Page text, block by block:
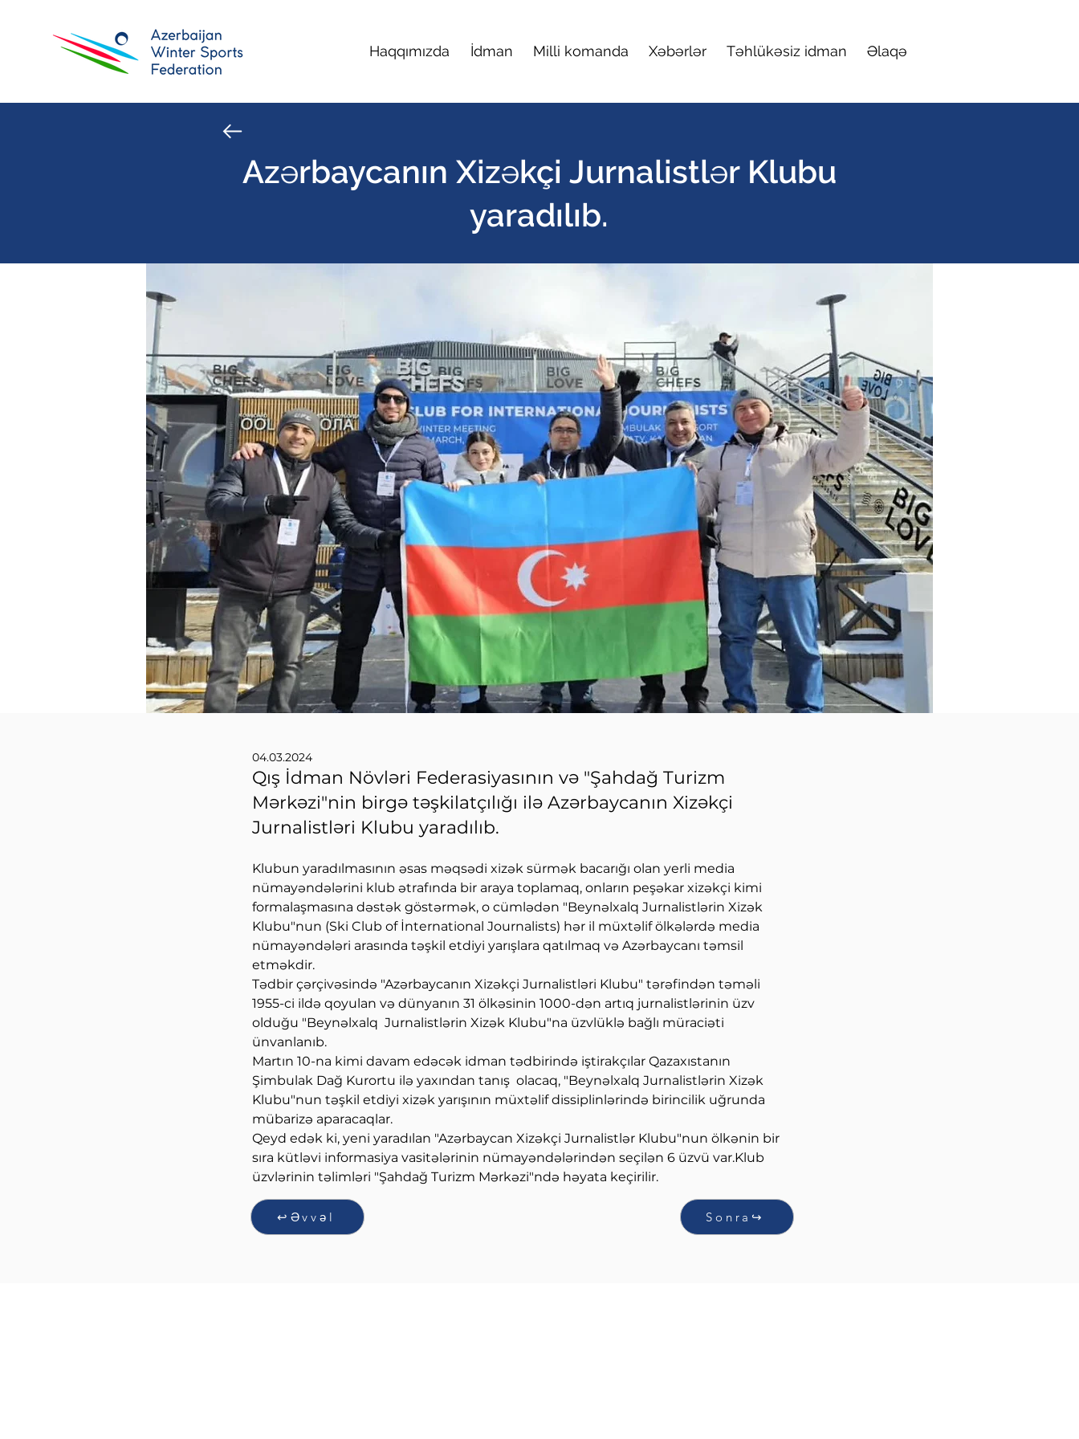
Haqqımızda İdman Milli komanda Xəbərlər Təhlükəsiz idman Əlaqə
Azərbaycanın Xizəkçi Jurnalistlər Klubu
yaradılıb.
04.03.2024
Qış İdman Növləri Federasiyasının və "Şahdağ Turizm
Mərkəzi"nin birgə təşkilatçılığı ilə Azərbaycanın Xizəkçi
Jurnalistləri Klubu yaradılıb.
Klubun yaradılmasının əsas məqsədi xizək sürmək bacarığı olan yerli media
nümayəndələrini klub ətrafında bir araya toplamaq, onların peşəkar xizəkçi kimi
formalaşmasına dəstək göstərmək, o cümlədən "Beynəlxalq Jurnalistlərin Xizək
Klubu"nun (Ski Club of İnternational Journalists) hər il müxtəlif ölkələrdə media
nümayəndələri arasında təşkil etdiyi yarışlara qatılmaq və Azərbaycanı təmsil
etməkdir.
Tədbir çərçivəsində "Azərbaycanın Xizəkçi Jurnalistləri Klubu" tərəfindən təməli
1955-ci ildə qoyulan və dünyanın 31 ölkəsinin 1000-dən artıq jurnalistlərinin üzv
olduğu "Beynəlxalq  Jurnalistlərin Xizək Klubu"na üzvlüklə bağlı müraciəti
ünvanlanıb.
Martın 10-na kimi davam edəcək idman tədbirində iştirakçılar Qazaxıstanın
Şimbulak Dağ Kurortu ilə yaxından tanış  olacaq, "Beynəlxalq Jurnalistlərin Xizək
Klubu"nun təşkil etdiyi xizək yarışının müxtəlif dissiplinlərində birincilik uğrunda
mübarizə aparacaqlar.
Qeyd edək ki, yeni yaradılan "Azərbaycan Xizəkçi Jurnalistlər Klubu"nun ölkənin bir
sıra kütləvi informasiya vasitələrinin nümayəndələrindən seçilən 6 üzvü var.Klub
üzvlərinin təlimləri "Şahdağ Turizm Mərkəzi"ndə həyata keçirilir.
↩Əvvəl Sonra↪